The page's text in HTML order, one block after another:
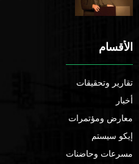
الأقسام
تقارير وتحقيقات
أخبار
معارض ومؤتمرات
إيكو سيستم
مسرعات وحاضنات